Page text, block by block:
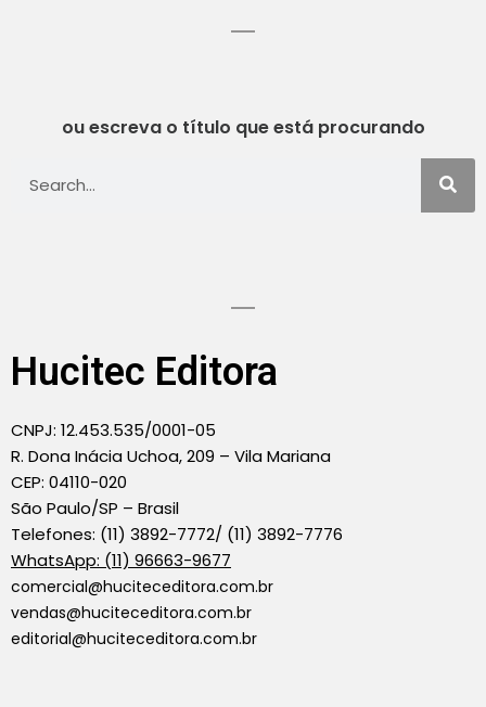
ou escreva o título que está procurando
Hucitec Editora
CNPJ: 12.453.535/0001-05
R. Dona Inácia Uchoa, 209 – Vila Mariana
CEP: 04110-020
São Paulo/SP – Brasil
Telefones: (11) 3892-7772/ (11) 3892-7776
WhatsApp: (11) 96663-9677
comercial@huciteceditora.com.br
vendas@huciteceditora.com.br
editorial@huciteceditora.com.br